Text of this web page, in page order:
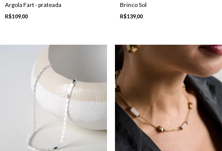
Argola Fart - prateada
R$109,00
Brinco Sol
R$139,00